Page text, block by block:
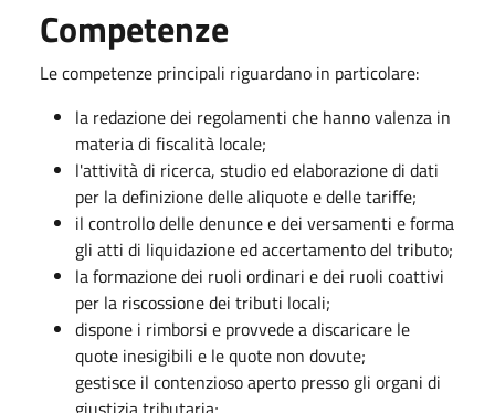
Competenze
Le competenze principali riguardano in particolare:
la redazione dei regolamenti che hanno valenza in
materia di fiscalità locale;
l'attività di ricerca, studio ed elaborazione di dati
per la definizione delle aliquote e delle tariffe;
il controllo delle denunce e dei versamenti e forma
gli atti di liquidazione ed accertamento del tributo;
la formazione dei ruoli ordinari e dei ruoli coattivi
per la riscossione dei tributi locali;
dispone i rimborsi e provvede a discaricare le
quote inesigibili e le quote non dovute;
gestisce il contenzioso aperto presso gli organi di